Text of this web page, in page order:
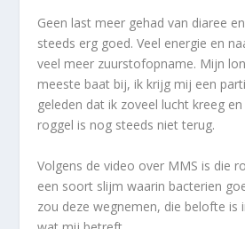
Geen last meer gehad van diaree
steeds erg goed. Veel energie en
veel meer zuurstofopname. Mijn
meeste baat bij, ik krijg mij een
geleden dat ik zoveel lucht kreeg
roggel is nog steeds niet terug.
Volgens de video over MMS is die
een soort slijm waarin bacterien
zou deze wegnemen, die belofte is